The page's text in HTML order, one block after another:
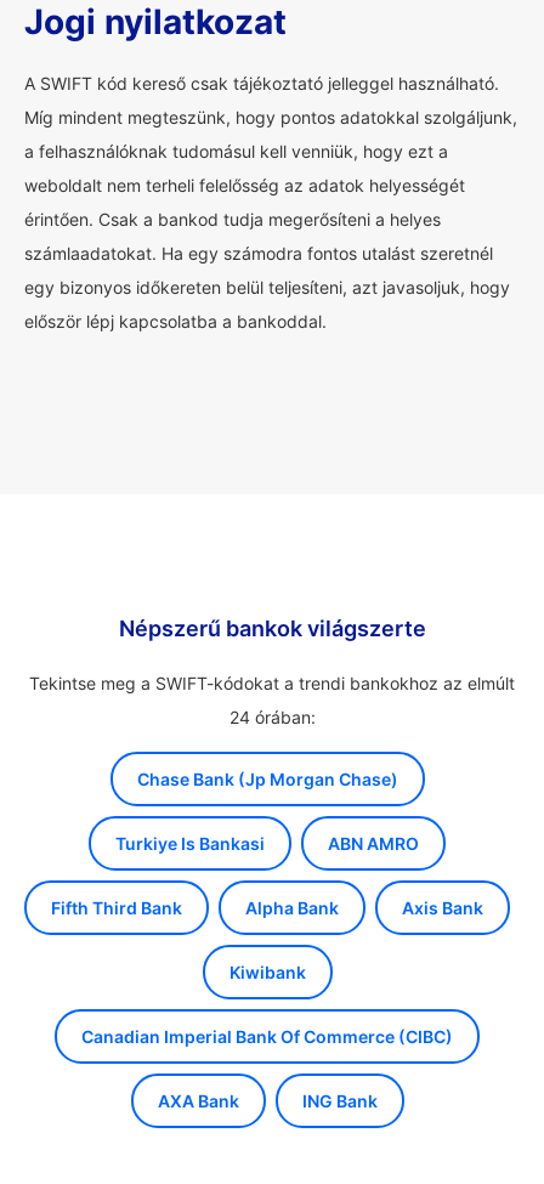
Jogi nyilatkozat
A SWIFT kód kereső csak tájékoztató jelleggel használható.
Míg mindent megteszünk, hogy pontos adatokkal szolgáljunk,
a felhasználóknak tudomásul kell venniük, hogy ezt a
weboldalt nem terheli felelősség az adatok helyességét
érintően. Csak a bankod tudja megerősíteni a helyes
számlaadatokat. Ha egy számodra fontos utalást szeretnél
egy bizonyos időkereten belül teljesíteni, azt javasoljuk, hogy
először lépj kapcsolatba a bankoddal.
Népszerű bankok világszerte
Tekintse meg a SWIFT-kódokat a trendi bankokhoz az elmúlt
24 órában:
Chase Bank (Jp Morgan Chase)
Turkiye Is Bankasi ABN AMRO
Fifth Third Bank Alpha Bank Axis Bank
Kiwibank
Canadian Imperial Bank Of Commerce (CIBC)
AXA Bank ING Bank